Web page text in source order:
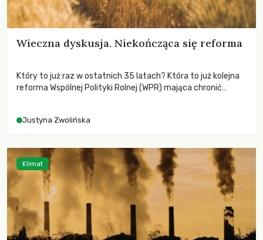
Wieczna dyskusja. Niekończąca się reforma
Który to już raz w ostatnich 35 latach? Która to już kolejna
reforma Wspólnej Polityki Rolnej (WPR) mająca chronić
Justyna Zwolińska
Klimat